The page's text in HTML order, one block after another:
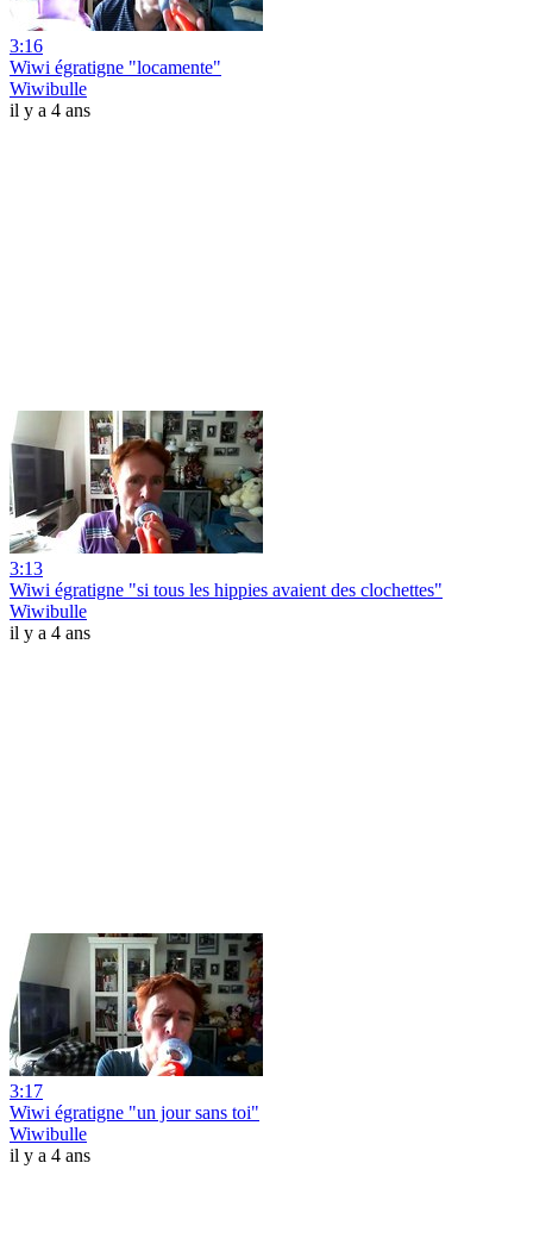
3:16
Wiwi égratigne "locamente"
Wiwibulle
il y a 4 ans
3:13
Wiwi égratigne "si tous les hippies avaient des clochettes"
Wiwibulle
il y a 4 ans
3:17
Wiwi égratigne "un jour sans toi"
Wiwibulle
il y a 4 ans